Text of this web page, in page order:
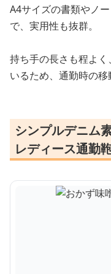
A4サイズの書類やノ
で、実用性も抜群。
持ち手の長さも程よ
いるため、通勤時の移
シンプルデニム
レディース通勤